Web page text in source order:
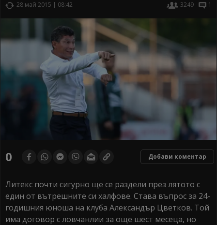
28 май 2015 | 08:42 3249 1
0 Добави коментар
Литекс почти сигурно ще се раздели през лятото с
един от вътрешните си халфове. Става въпрос за 24-
годишния юноша на клуба Александър Цветков. Той
има договор с ловчанлии за още шест месеца, но